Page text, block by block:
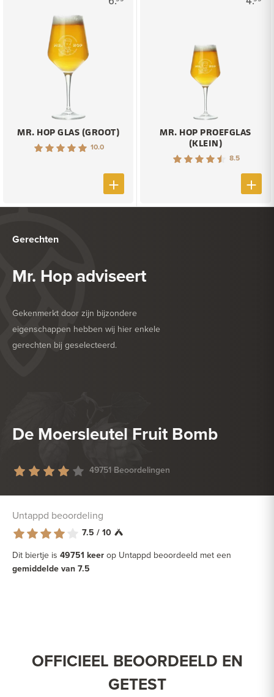
MR. HOP GLAS (GROOT)
10.0
MR. HOP PROEFGLAS
(KLEIN)
8.5
Gerechten
Mr. Hop adviseert
Gekenmerkt door zijn bijzondere
eigenschappen hebben wij hier enkele
gerechten bij geselecteerd.
HEERLIJK BIJ
De Moersleutel Fruit Bomb
49751 Beoordelingen
Untappd beoordeling
7.5 / 10
Dit biertje is 49751 keer op Untappd beoordeeld met een
gemiddelde van 7.5
OFFICIEEL BEOORDEELD EN
GETEST